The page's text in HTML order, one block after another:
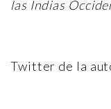
las Indias
Twitter de la